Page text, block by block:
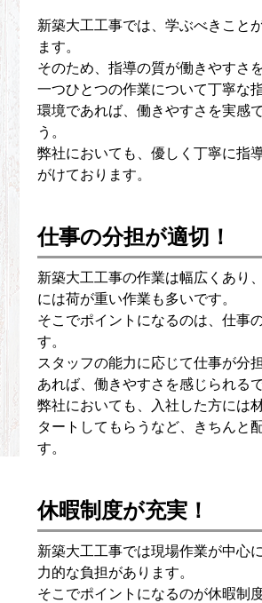
新築大工工事では、学ぶべきこと
ます。
そのため、指導の質が働きやすさ
一つひとつの作業について丁寧な
環境であれば、働きやすさを実感
う。
弊社においても、優しく丁寧に指
がけております。
仕事の分担が適切！
新築大工工事の作業は幅広くあり
には荷が重い作業も多いです。
そこでポイントになるのは、仕事
す。
スタッフの能力に応じて仕事が分
あれば、働きやすさを感じられる
弊社においても、入社した方には
タートしてもらうなど、きちんと
す。
休暇制度が充実！
新築大工工事では現場作業が中心
力的な負担があります。
そこでポイントになるのが休暇制度